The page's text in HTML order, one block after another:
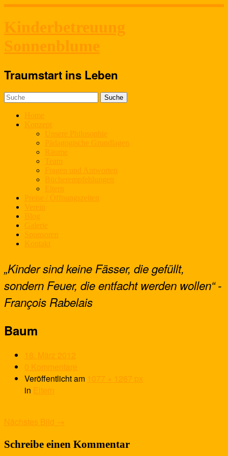
Kinderbetreuung
Sonnenblume
Traumstart ins Leben
Home
Konzept
Unsere Philosophie
Pädagogische Grundlagen
Räume
Team
Fragen und Antworten
Bücherempfehlungen
Eltern
Preise / Öffnungszeiten
Verein
Blog
Galerie
Sponsoren
Kontakt
„Kinder sind keine Fässer, die gefüllt,
sondern Feuer, die entfacht werden wollen“ -
François Rabelais
Baum
18. März 2012
0 Kommentare
Veröffentlichtam 1077 × 1267 px
in Eltern
Nächstes Bild →
Schreibe einen Kommentar